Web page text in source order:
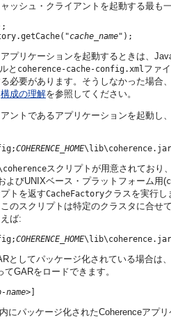
ッシュ・クライアントを起動する最も
cache_name
プリケーションを起動するときは、
と coherence-cache-config.xmlファ
必要があります。そうしなかった場合
構成の理解を参照してください。
ントであるアプリケーションを起動し
COHERENCE_HOME
スクリプトが用意されており
よびUNIXベース・プラットフォーム用(
トを返すCacheFactoryクラスを実行
のスクリプトは特定のクラスタに合
ば:
COHERENCE_HOME
としてパッケージ化されている場合は
GARをロードできます。
name>
にパッケージ化されたCoherenceアプ